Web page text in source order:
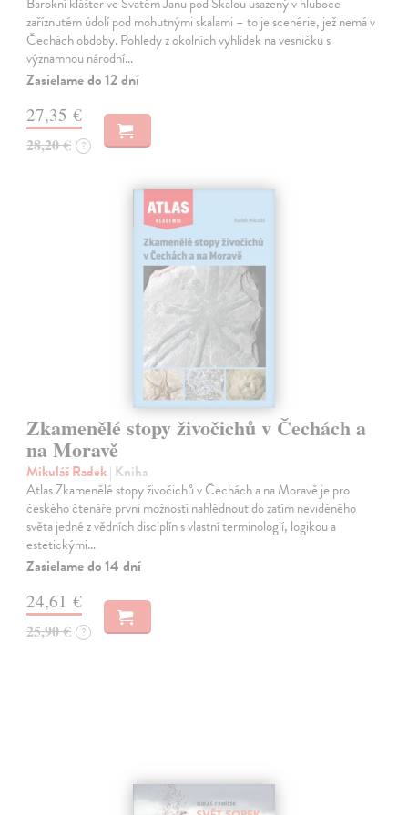
zaříznutém údolí pod mohutnými skalami – to je scenérie, jež nemá v
Čechách obdoby. Pohledy z okolních vyhlídek na vesničku s
významnou národní…
Zasielame do 12 dní
27,35 €
28,20 € ?
Zkamenělé stopy živočichů v Čechách a
na Moravě
Mikuláš Radek| Kniha
Atlas Zkamenělé stopy živočichů v Čechách a na Moravě je pro
českého čtenáře první možností nahlédnout do zatím neviděného
světa jedné z vědních disciplín s vlastní terminologií, logikou a
estetickými…
Zasielame do 14 dní
24,61 €
25,90 € ?